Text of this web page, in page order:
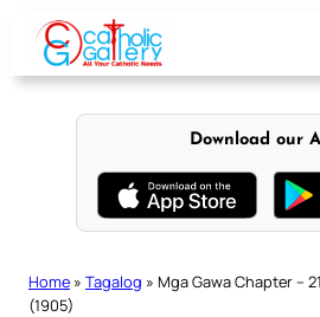
content
Download our
Home » Tagalog » Mga Gawa Chapter –
(1905)